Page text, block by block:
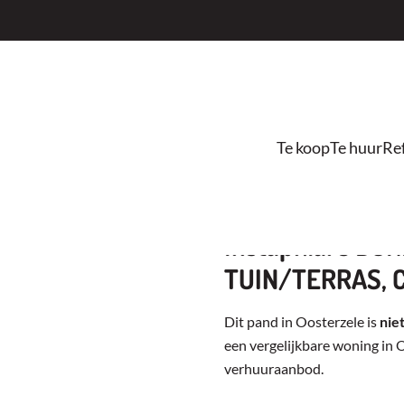
Te koopTe huur
TUIN/TERRAS,
Dit pand in Oosterzele is
een vergelijkbare woning in
verhuuraanbod.